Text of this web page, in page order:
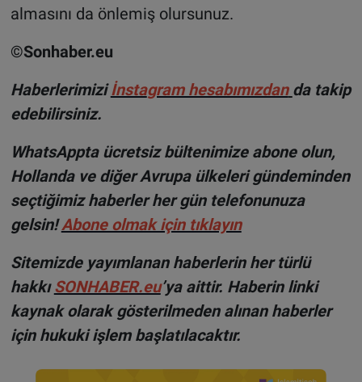
almasını da önlemiş olursunuz.
©Sonhaber.eu
Haberlerimiziİnstagram hesabımızdan da takip
edebilirsiniz.
WhatsAppta ücretsiz bültenimize abone olun,
Hollanda ve diğer Avrupa ülkeleri gündeminden
seçtiğimiz haberler her gün telefonunuza
gelsin!Abone olmak için tıklayın
Sitemizde yayımlanan haberlerin her türlü
hakkıSONHABER.eu’ya aittir. Haberin linki
kaynak olarak gösterilmeden alınan haberler
için hukuki işlem başlatılacaktır.